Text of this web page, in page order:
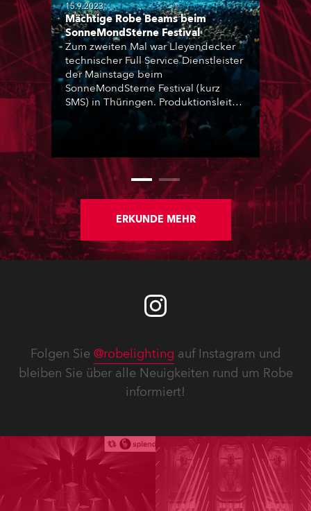
15.9.2023
Mächtige Robe Beams beim
SonneMondSterne Festival
Zum zweiten Mal war Lleyendecker
technischer Full Service Dienstleister
der Mainstage beim
SonneMondSterne Festival (kurz
SMS) in Thüringen. Produktionsleiter
Mirco Thelen setzte über 140
Scheinwerfer von Robe ein.
ERKUNDE MEHR
Folgen Sie @robelighting auf Instagram und
bleiben Sie über alle Neuigkeiten rund um Robe
informiert!